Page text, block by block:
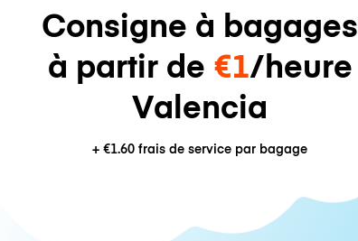
Consigne à bagages
à partir de €1/heure
Valencia
+ €1.60 frais de service par bagage